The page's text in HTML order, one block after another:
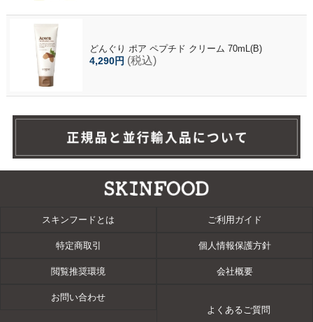
どんぐり ポア ペプチド クリーム 70mL(B)
4,290円 (税込)
スキンフードとは ご利用ガイド
特定商取引 個人情報保護方針
閲覧推奨環境 会社概要
お問い合わせ
よくあるご質問